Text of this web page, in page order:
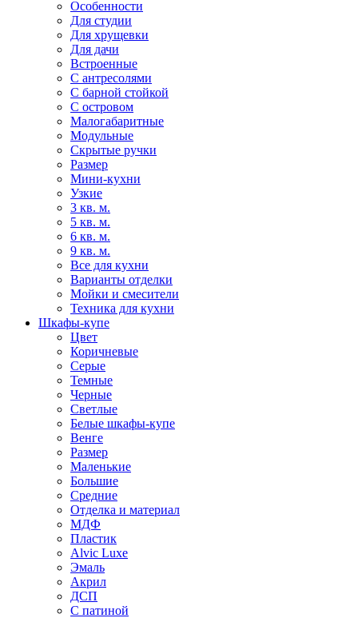
Особенности
Для студии
Для хрущевки
Для дачи
Встроенные
С антресолями
С барной стойкой
С островом
Малогабаритные
Модульные
Скрытые ручки
Размер
Мини-кухни
Узкие
3 кв. м.
5 кв. м.
6 кв. м.
9 кв. м.
Все для кухни
Варианты отделки
Мойки и смесители
Техника для кухни
Шкафы-купе
Цвет
Коричневые
Серые
Темные
Черные
Светлые
Белые шкафы-купе
Венге
Размер
Маленькие
Большие
Средние
Отделка и материал
МДФ
Пластик
Alvic Luxe
Эмаль
Акрил
ДСП
С патиной